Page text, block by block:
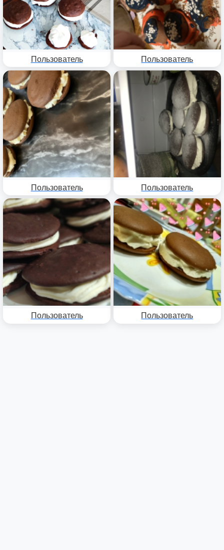
Пользователь Пользователь
Пользователь Пользователь
Пользователь Пользователь